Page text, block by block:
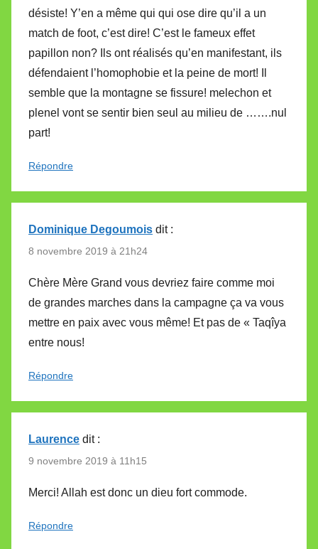
désiste! Y’en a même qui qui ose dire qu’il a un
match de foot, c’est dire! C’est le fameux effet
papillon non? Ils ont réalisés qu’en manifestant, ils
défendaient l’homophobie et la peine de mort! Il
semble que la montagne se fissure! melechon et
plenel vont se sentir bien seul au milieu de …….nul
part!
Répondre
Dominique Degoumois dit :
8 novembre 2019 à 21h24
Chère Mère Grand vous devriez faire comme moi
de grandes marches dans la campagne ça va vous
mettre en paix avec vous même! Et pas de « Taqîya
entre nous!
Répondre
Laurence dit :
9 novembre 2019 à 11h15
Merci! Allah est donc un dieu fort commode.
Répondre